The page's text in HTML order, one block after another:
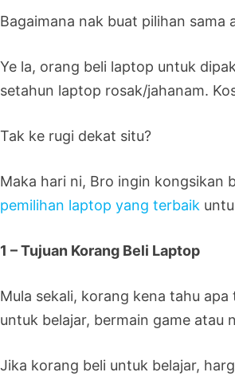
Bagaimana nak buat pilihan
Ye la, orang beli laptop untuk
setahun laptop rosak/jahanam.
Tak ke rugi dekat situ?
Maka hari ni, Bro ingin kongsikan
pemilihan laptop yang terbaik
1 – Tujuan Korang Beli Laptop
Mula sekali, korang kena tahu
untuk belajar, bermain game atau
Jika korang beli untuk belajar,